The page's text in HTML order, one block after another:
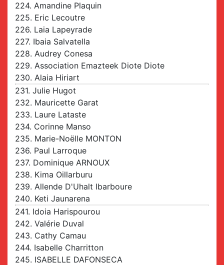
224. Amandine Plaquin
225. Eric Lecoutre
226. Laia Lapeyrade
227. Ibaia Salvatella
228. Audrey Conesa
229. Association Emazteek Diote Diote
230. Alaia Hiriart
231. Julie Hugot
232. Mauricette Garat
233. Laure Lataste
234. Corinne Manso
235. Marie-Noëlle MONTON
236. Paul Larroque
237. Dominique ARNOUX
238. Kima Oillarburu
239. Allende D'Uhalt Ibarboure
240. Keti Jaunarena
241. Idoia Harispourou
242. Valérie Duval
243. Cathy Camau
244. Isabelle Charritton
245. ISABELLE DAFONSECA